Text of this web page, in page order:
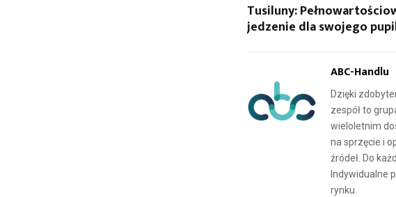
Tusiluny:
jedzenie dla swojego
ABC-Handlu
Dzięki
zespół to
wieloletnim
na sprzęcie i
źródeł. Do
Indywidualne
rynku.